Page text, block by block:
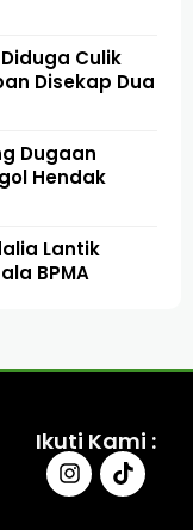
Culik
Disekap Dua
Dugaan
Hendak
Lantik
BPMA
Ikuti Kami :